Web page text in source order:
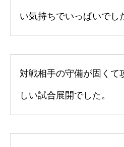
い気持ちでいっぱいでし
対戦相手の守備が固くて
しい試合展開でした。